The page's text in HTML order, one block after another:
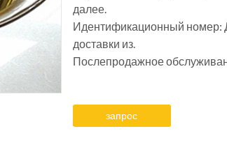
далее.
Идентификационный номер:
доставки из.
Послепродажное
запрос